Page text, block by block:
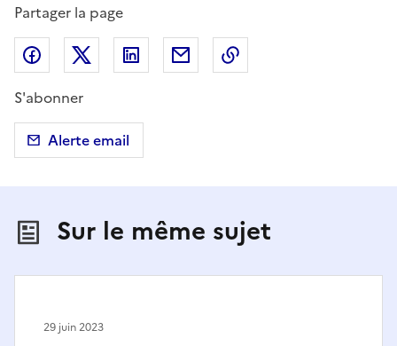
Partager la page
Partager sur Facebook
Partager sur X (anciennement Twitter)
Partager sur LinkedIn
Partager par email
S'abonner
Alerte email
Sur le même sujet
29 juin 2023